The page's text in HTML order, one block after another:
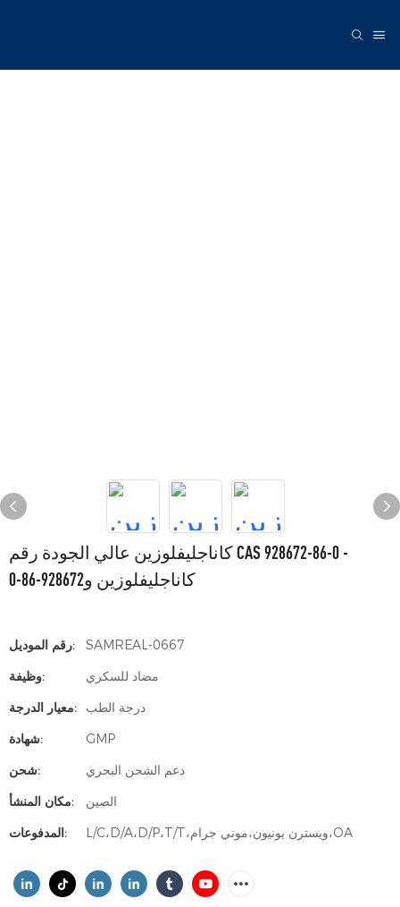
كاناجليفلوزين عالي الجودة رقم CAS 928672-86-0 -
كاناجليفلوزين و928672-86-0
رقم الموديل:
SAMREAL-0667
وظيفة:
مضاد للسكري
معيار الدرجة:
درجة الطب
شهادة:
GMP
شحن:
دعم الشحن البحري
مكان المنشأ:
الصين
المدفوعات:
L/C،D/A،D/P،T/T،ويسترن يونيون،موني جرام،OA